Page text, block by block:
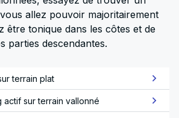
allez pouvoir majoritairement
être tonique dans les côtes et de
parties descendantes.
terrain plat
actif sur terrain vallonné